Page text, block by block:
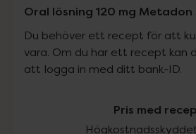
Oral lösning 120 mg
Du behöver ett recept för att
vara. Om du har ett recept kan
att logga in med ditt bank-ID.
Pris med